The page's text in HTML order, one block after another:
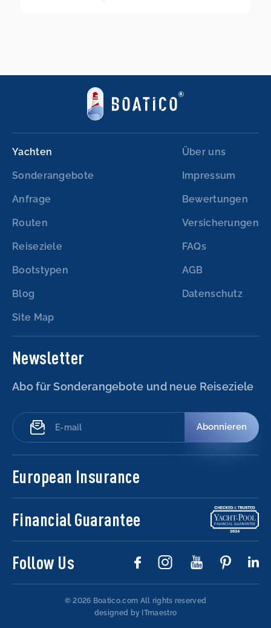
Yachten
Sonderangebote
Anfrage
Routen
Reiseziele
Bootstypen
Blog
Site Map
Über uns
Impressum
Bewertungen
Versicherungen
FAQs
AGB
Datenschutz
Newsletter
Abo für Sonderangebote und neue Reiseziele
Abonnieren
European Insurance
Financial Guarantee
Follow Us
© 2026 Boatico.com All rights reserved
designed by ITmaestro